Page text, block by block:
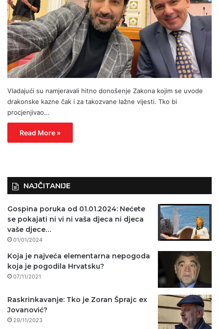
Vladajući su namjeravali hitno donošenje Zakona kojim se uvode
drakonske kazne čak i za takozvane lažne vijesti. Tko bi
procjenjivao…
Read More »
NAJČITANIJE
Gospina poruka od 01.01.2024: Nećete
se pokajati ni vi ni vaša djeca ni djeca
vaše djece…
01/01/2024
Koja je najveća elementarna nepogoda
koja je pogodila Hrvatsku?
07/11/2021
Raskrinkavanje: Tko je Zoran Šprajc ex
Jovanović?
29/11/2023